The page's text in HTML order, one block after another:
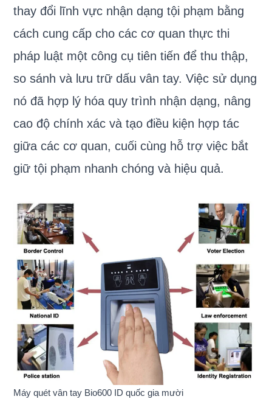
thay đổi lĩnh vực nhận dạng tội phạm bằng
cách cung cấp cho các cơ quan thực thi
pháp luật một công cụ tiên tiến để thu thập,
so sánh và lưu trữ dấu vân tay. Việc sử dụng
nó đã hợp lý hóa quy trình nhận dạng, nâng
cao độ chính xác và tạo điều kiện hợp tác
giữa các cơ quan, cuối cùng hỗ trợ việc bắt
giữ tội phạm nhanh chóng và hiệu quả.
Máy quét vân tay Bio600 ID quốc gia mười